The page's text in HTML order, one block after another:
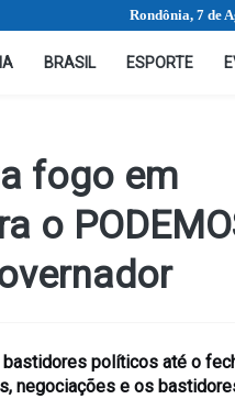
Rondônia, 7 de
BRASIL ESPORTE
fogo em
o
políticos até o
negociações e os